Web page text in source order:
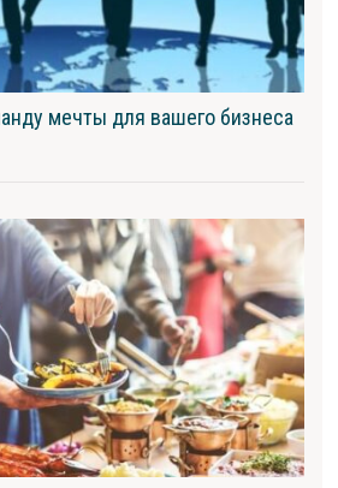
мечты для вашего бизнеса